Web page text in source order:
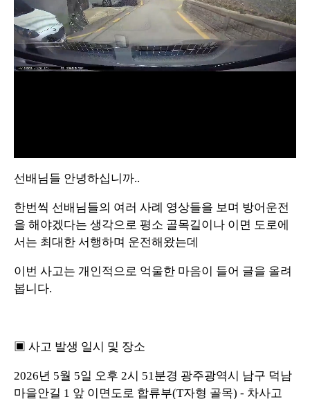
n
t
e
0
0
0
0
%
선배님들 안녕하십니까..
한번씩 선배님들의 여러 사례 영상들을 보며 방어운전
을 해야겠다는 생각으로 평소 골목길이나 이면 도로에
서는 최대한 서행하며 운전해왔는데
이번 사고는 개인적으로 억울한 마음이 들어 글을 올려
봅니다.
▣ 사고 발생 일시 및 장소
2026년 5월 5일 오후 2시 51분경 광주광역시 남구 덕남
마을안길 1 앞 이면도로 합류부(T자형 골목) - 차사고